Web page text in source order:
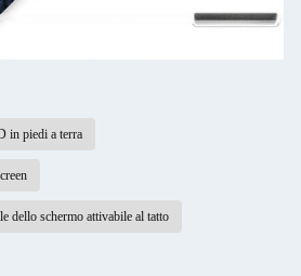
in piedi a terra
dello schermo attivabile al tatto